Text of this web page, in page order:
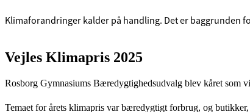
Klimaforandringer kalder på handling. Det er baggrunden
Vejles Klimapris 2025
Rosborg Gymnasiums Bæredygtighedsudvalg blev kåret som
Temaet for årets klimapris var bæredygtigt forbrug, og